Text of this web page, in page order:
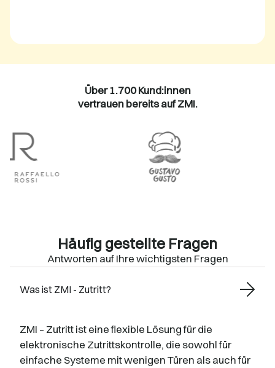
Über 1.700 Kund:innen
vertrauen bereits auf ZMI.
Häufig gestellte Fragen
Antworten auf Ihre wichtigsten Fragen
Was ist ZMI - Zutritt?
ZMI – Zutritt ist eine flexible Lösung für die
elektronische Zutrittskontrolle, die sowohl für
einfache Systeme mit wenigen Türen als auch für